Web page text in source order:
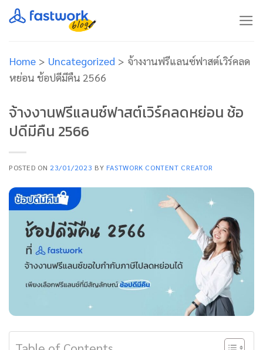
Skip
to
Home > Uncategorized > จ้างงานฟรีแลนซ์ฟาสต์เวิร์คลด
หย่อน ช้อปดีมีคืน 2566
จ้างงานฟรีแลนซ์ฟาสต์เวิร์คลดหย่อน ช้อ
ปดีมีคืน 2566
POSTED ON 23/01/2023 BY FASTWORK CONTENT CREATOR